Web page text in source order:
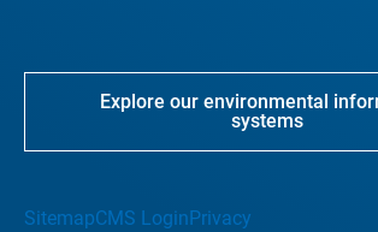
Explore our environmental
systems
SitemapCMS LoginPrivacy